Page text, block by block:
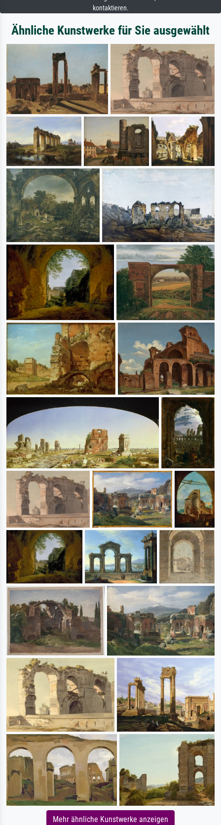
kontaktieren.
Ähnliche Kunstwerke für Sie ausgewählt
Mehr ähnliche Kunstwerke anzeigen